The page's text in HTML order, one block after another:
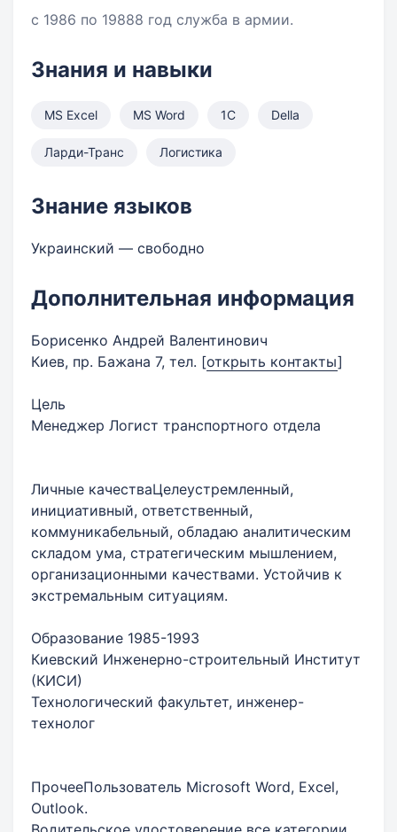
с 1986 по 19888 год служба в армии.
Знания и навыки
MS Excel MS Word 1С Della
Ларди-Транс Логистика
Знание языков
Украинский — свободно
Дополнительная информация
Борисенко Андрей Валентинович
Киев, пр. Бажана 7, тел. [открыть контакты]
Цель
Менеджер Логист транспортного отдела
Личные качестваЦелеустремленный,
инициативный, ответственный,
коммуникабельный, обладаю аналитическим
складом ума, стратегическим мышлением,
организационными качествами. Устойчив к
экстремальным ситуациям.
Образование 1985-1993
Киевский Инженерно-строительный Институт
(КИСИ)
Технологический факультет, инженер-
технолог
ПрочееПользователь Microsoft Word, Excel,
Outlook.